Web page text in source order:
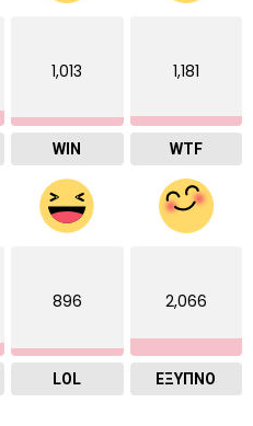
1,013
WIN
1,181
WTF
896
LOL
2,066
ΈΞΥΠΝΟ